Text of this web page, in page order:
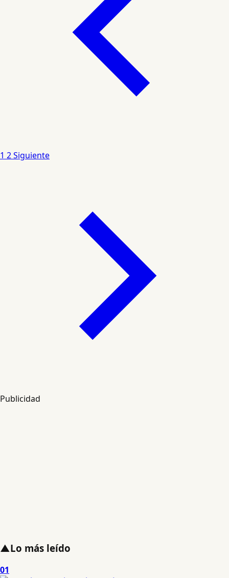
1 2Siguiente
Publicidad
▲Lo más leído
01